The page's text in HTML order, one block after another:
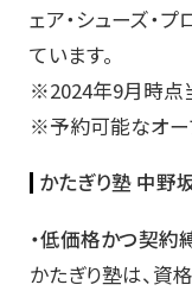
ェア・シューズ・
ています。
※2024年9月時点
※予約可能なオー
かたぎり塾 中野
・低価格かつ契約
かたぎり塾は、資